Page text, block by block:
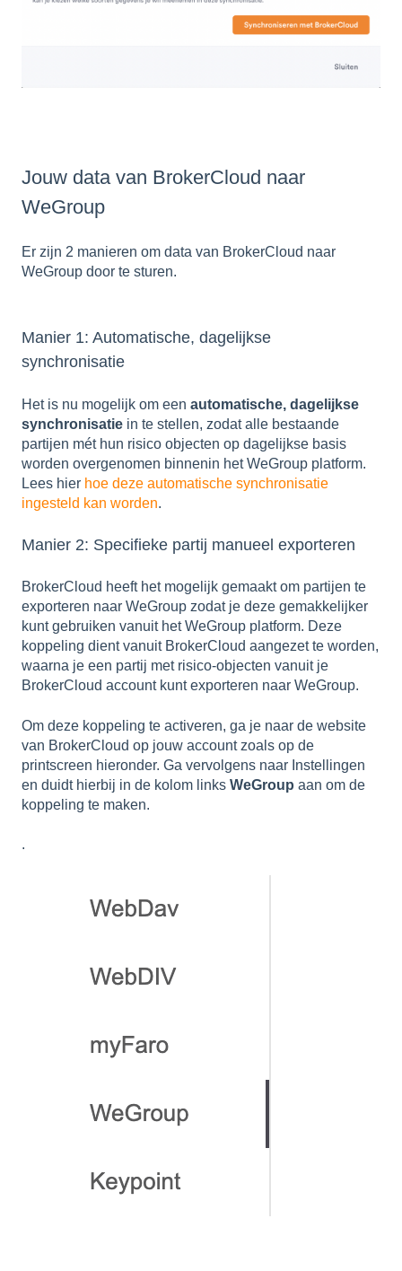
Jouw data van BrokerCloud naar
WeGroup
Er zijn 2 manieren om data van BrokerCloud naar
WeGroup door te sturen.
Manier 1: Automatische, dagelijkse
synchronisatie
Het is nu mogelijk om een automatische, dagelijkse
synchronisatie in te stellen, zodat alle bestaande
partijen mét hun risico objecten op dagelijkse basis
worden overgenomen binnenin het WeGroup platform.
Lees hier hoe deze automatische synchronisatie
ingesteld kan worden.
Manier 2: Specifieke partij manueel exporteren
BrokerCloud heeft het mogelijk gemaakt om partijen te
exporteren naar WeGroup zodat je deze gemakkelijker
kunt gebruiken vanuit het WeGroup platform. Deze
koppeling dient vanuit BrokerCloud aangezet te worden,
waarna je een partij met risico-objecten vanuit je
BrokerCloud account kunt exporteren naar WeGroup.
Om deze koppeling te activeren, ga je naar de website
van BrokerCloud op jouw account zoals op de
printscreen hieronder. Ga vervolgens naar Instellingen
en duidt hierbij in de kolom links WeGroup aan om de
koppeling te maken.
.